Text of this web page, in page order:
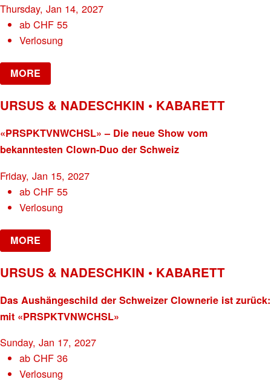
Thursday, Jan 14, 2027
abCHF 55
Verlosung
MORE
URSUS & NADESCHKIN • KABARETT
«PRSPKTVNWCHSL» – Die neue Show vom
bekanntesten Clown-Duo der Schweiz
Friday, Jan 15, 2027
abCHF 55
Verlosung
MORE
URSUS & NADESCHKIN • KABARETT
Das Aushängeschild der Schweizer Clownerie ist zurück:
mit «PRSPKTVNWCHSL»
Sunday, Jan 17, 2027
abCHF 36
Verlosung